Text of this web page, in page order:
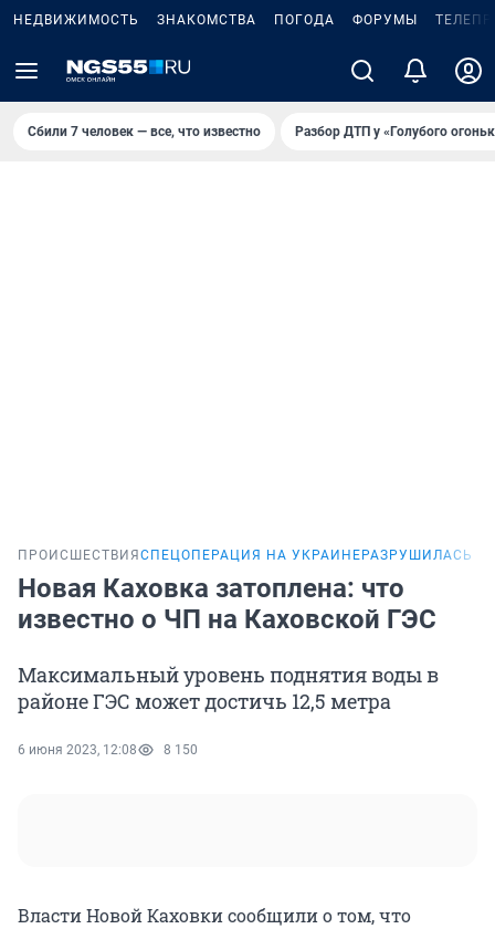
НЕДВИЖИМОСТЬ ЗНАКОМСТВА ПОГОДА ФОРУМЫ
Сбили 7 человек — все, что известно Разбор ДТП у «Голубого
ПРОИСШЕСТВИЯ СПЕЦОПЕРАЦИЯ НА УКРАИНЕ РАЗРУШИЛАСЬ
Новая Каховка затоплена: что
известно о ЧП на Каховской ГЭС
Максимальный уровень поднятия воды в
районе ГЭС может достичь 12,5 метра
6 июня 2023, 12:08 8 150
Власти Новой Каховки сообщили о том, что